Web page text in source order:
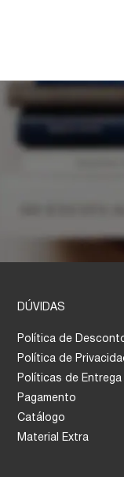
DÚVIDAS
Política de
Política de
Políticas de
Pagamento
Catálogo
Material Extra